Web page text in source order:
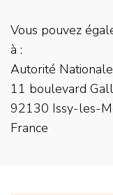
Vous pouvez
à :
Autorité
11 boulevard
92130 Issy-les-
France